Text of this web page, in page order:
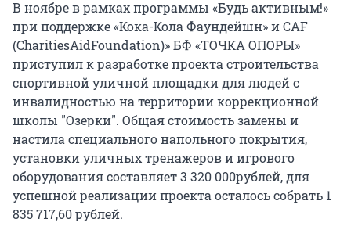
В ноябре в рамках программы «Будь активным!»
при поддержке «Кока-Кола Фаундейшн» и CAF
(CharitiesAidFoundation)» БФ «ТОЧКА ОПОРЫ»
приступил к разработке проекта строительства
спортивной уличной площадки для людей с
инвалидностью на территории коррекционной
школы "Озерки". Общая стоимость замены и
настила специального напольного покрытия,
установки уличных тренажеров и игрового
оборудования составляет 3 320 000рублей, для
успешной реализации проекта осталось собрать 1
835 717,60 рублей.